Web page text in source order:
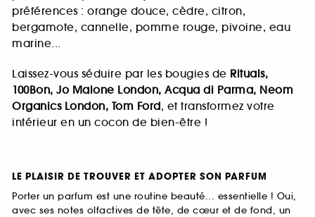
préférences : orange douce, cèdre, citron,
bergamote, cannelle, pomme rouge, pivoine, eau
marine...
Laissez-vous séduire par les bougies de Rituals,
100Bon, Jo Malone London, Acqua di Parma, Neom
Organics London, Tom Ford, et transformez votre
intérieur en un cocon de bien-être !
LE PLAISIR DE TROUVER ET ADOPTER SON PARFUM
Porter un parfum est une routine beauté... essentielle ! Oui,
avec ses notes olfactives de tête, de cœur et de fond, un